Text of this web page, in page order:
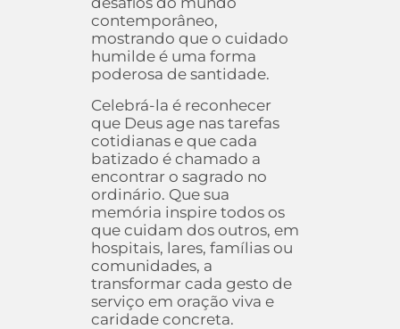
contemporâneo,
mostrando que o cuidado
humilde é uma forma
poderosa de santidade.
Celebrá-la é reconhecer
que Deus age nas tarefas
cotidianas e que cada
batizado é chamado a
encontrar o sagrado no
ordinário. Que sua
memória inspire todos os
que cuidam dos outros, em
hospitais, lares, famílias ou
comunidades, a
transformar cada gesto de
serviço em oração viva e
caridade concreta.